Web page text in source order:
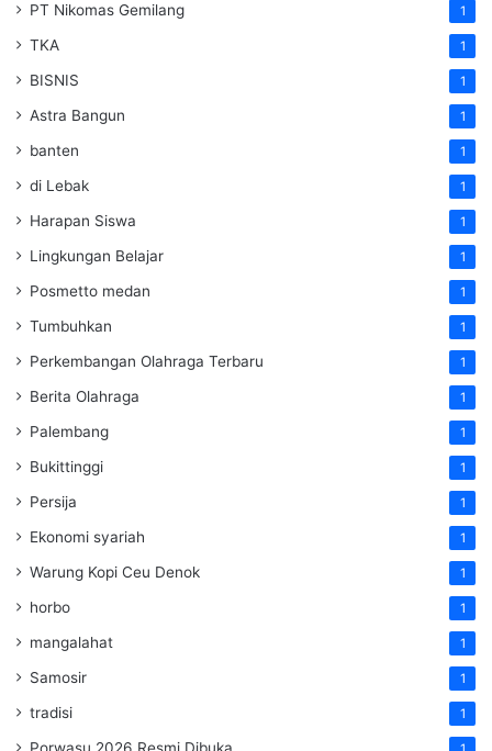
PT Nikomas Gemilang 1
TKA 1
BISNIS 1
Astra Bangun 1
banten 1
di Lebak 1
Harapan Siswa 1
Lingkungan Belajar 1
Posmetto medan 1
Tumbuhkan 1
Perkembangan Olahraga Terbaru 1
Berita Olahraga 1
Palembang 1
Bukittinggi 1
Persija 1
Ekonomi syariah 1
Warung Kopi Ceu Denok 1
horbo 1
mangalahat 1
Samosir 1
tradisi 1